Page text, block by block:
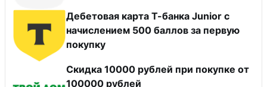
Дебетовая карта Т-банка Junior c
начислением 500 баллов за первую
покупку
Скидка 10000 рублей при покупке от
100000 рублей